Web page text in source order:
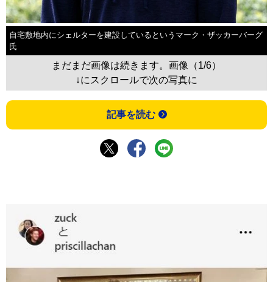
自宅敷地内にシェルターを建設しているというマーク・ザッカーバーグ
氏
まだまだ画像は続きます。画像（1/6）
↓にスクロールで次の写真に
記事を読む